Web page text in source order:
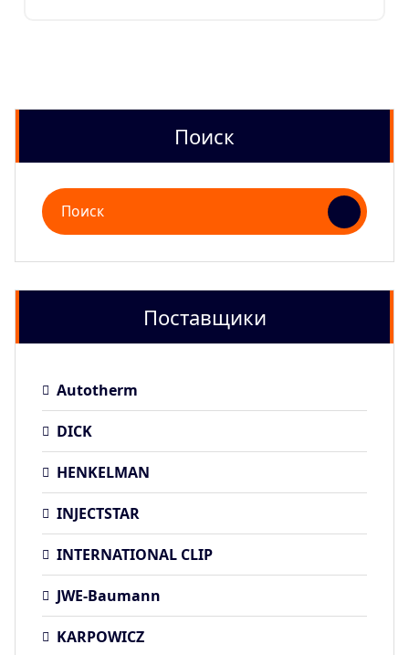
Поиск
Поиск
для:
Поставщики
Autotherm
DICK
HENKELMAN
INJECTSTAR
INTERNATIONAL CLIP
JWE-Baumann
KARPOWICZ